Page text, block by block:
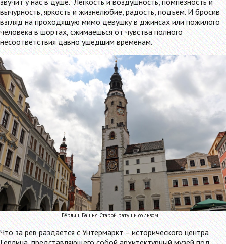
вычурность, яркость и жизнелюбие, радость, подъем. И бросив
взгляд на проходящую мимо девушку в джинсах или пожилого
человека в шортах, сжимаешься от чувства полного
несоответствия давно ушедшим временам.
Гёрлиц. Башня Старой ратуши со львом.
Что за рев раздается с Унтермаркт – исторического центра